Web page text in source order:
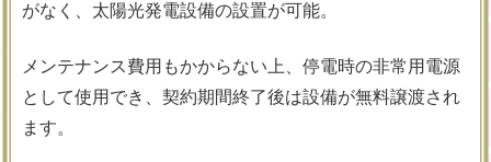
がなく、太陽光発電設備の設置が可能。
メンテナンス費用もかからない上、停電時の非常用電源
として使用でき、契約期間終了後は設備が無料譲渡され
ます。